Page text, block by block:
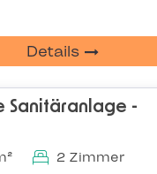
Details
Sanitäranlage -
2 Zimmer